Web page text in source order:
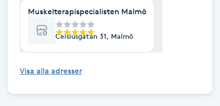
Friskvårdsmassage
Frisör
Muskelterapispecialisten Malmö
Celsiusgatan 31, Malmö
Visa alla adresser